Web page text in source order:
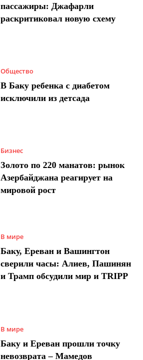
пассажиры: Джафарли
раскритиковал новую схему
Общество
В Баку ребенка с диабетом
исключили из детсада
Бизнес
Золото по 220 манатов: рынок
Азербайджана реагирует на
мировой рост
В мире
Баку, Ереван и Вашингтон
сверили часы: Алиев, Пашинян
и Трамп обсудили мир и TRIPP
В мире
Баку и Ереван прошли точку
невозврата – Мамедов